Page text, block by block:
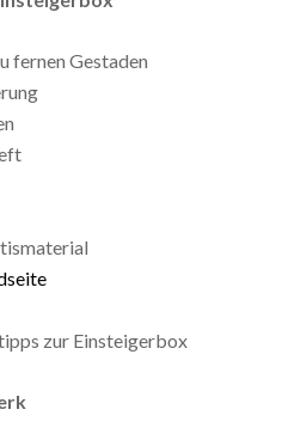
fernen Gestaden
zur Einsteigerbox